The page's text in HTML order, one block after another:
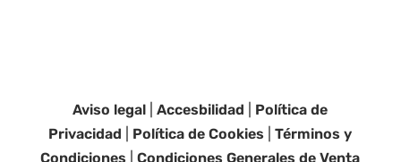
Aviso legal |Accesbilidad
Política de
Privacidad
Política de Cookies |Términos y
Condiciones |Condiciones Generales de Venta